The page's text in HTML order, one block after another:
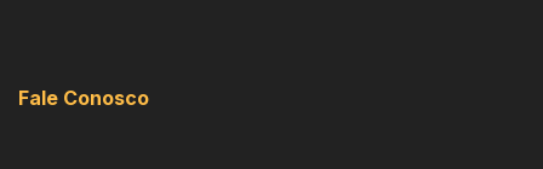
Fale Conosco